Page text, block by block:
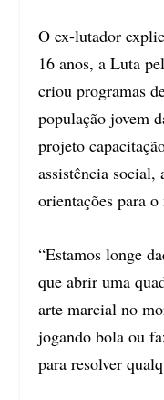
O ex-lutador
16 anos, a Luta
criou programas
população jovem
projeto
assistência social,
orientações para
“Estamos longe
que abrir uma
arte marcial no
jogando bola ou
para resolver